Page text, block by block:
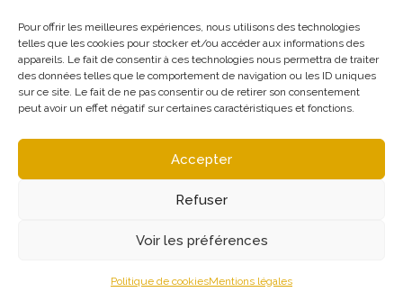
Pour offrir les meilleures expériences, nous utilisons des technologies
telles que les cookies pour stocker et/ou accéder aux informations des
appareils. Le fait de consentir à ces technologies nous permettra de traiter
des données telles que le comportement de navigation ou les ID uniques
sur ce site. Le fait de ne pas consentir ou de retirer son consentement
peut avoir un effet négatif sur certaines caractéristiques et fonctions.
Accepter
Refuser
Voir les préférences
Politique de cookiesMentions légales
35400 Saint-Malo
Mentions légales Politique de confidentialité